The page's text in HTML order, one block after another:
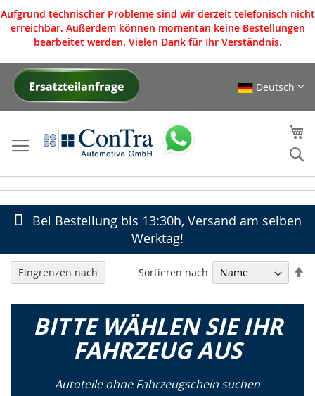
Aufgrund technischer Probleme sind wir derzeit telefonisch nicht
erreichbar. Außerdem können momentan keine Bestellungen
bearbeitet werden. Vielen Dank für Ihr Verständnis.
Direkt
Deutsch
Bei Bestellung bis 13:30h, Versand am selben
Werktag!
BITTE WÄHLEN SIE IHR
FAHRZEUG AUS
Autoteile ohne Fahrzeugschein suchen
Sortieren nach
Eingrenzen nach